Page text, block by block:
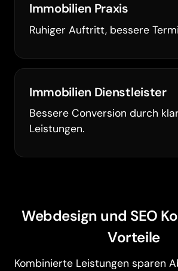
Immobilien Praxis
Ruhiger Auftritt, bessere
Immobilien Dienstleister
Bessere Conversion durch
Leistungen.
Webdesign und SEO
Vorteile
Kombinierte Leistungen sparen